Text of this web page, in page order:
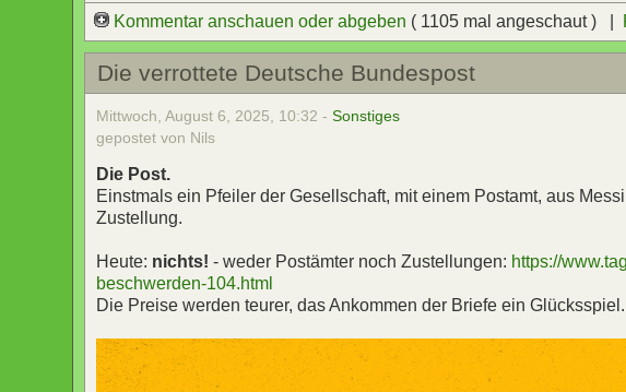
Kommentar anschauen oder abgeben ( 1105 mal angeschaut ) |
Die verrottete Deutsche Bundespost
Mittwoch, August 6, 2025, 10:32 -Sonstiges
gepostet von Nils
Die Post.
Einstmals ein Pfeiler der Gesellschaft, mit einem Postamt, aus
Zustellung.
Heute: nichts! - weder Postämter noch Zustellungen: https://
beschwerden-104.html
Die Preise werden teurer, das Ankommen der Briefe ein Glücksspiel.